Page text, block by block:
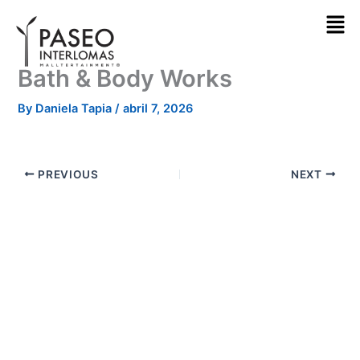
content
Bath & Body Works
By Daniela Tapia/abril 7, 2026
PREVIOUS NEXT